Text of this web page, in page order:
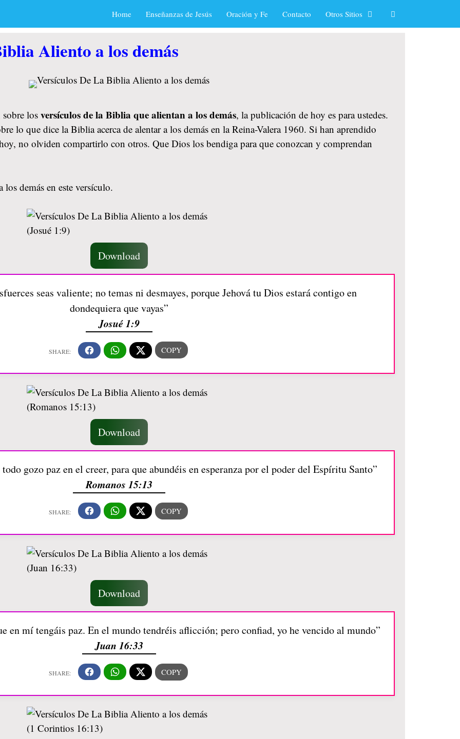
Home Enseñanzas de Jesús Oración y Fe Contacto Otros Sitios
Aliento a los demás
los versículos de la Biblia que alientan a los demás, la publicación de hoy es para ustedes.
lo que dice la Biblia acerca de alentar a los demás en la Reina-Valera 1960. Si han aprendido
no olviden compartirlo con otros. Que Dios los bendiga para que conozcan y comprendan
demás en este versículo.
Download
seas valiente; no temas ni desmayes, porque Jehová tu Dios estará contigo en
dondequiera que vayas”
Josué 1:9
Download
gozo paz en el creer, para que abundéis en esperanza por el poder del Espíritu Santo”
Romanos 15:13
Download
en mí tengáis paz. En el mundo tendréis aflicción; pero confiad, yo he vencido al mundo”
Juan 16:33